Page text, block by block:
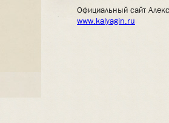
Официальный сайт
www.kalyagin.ru